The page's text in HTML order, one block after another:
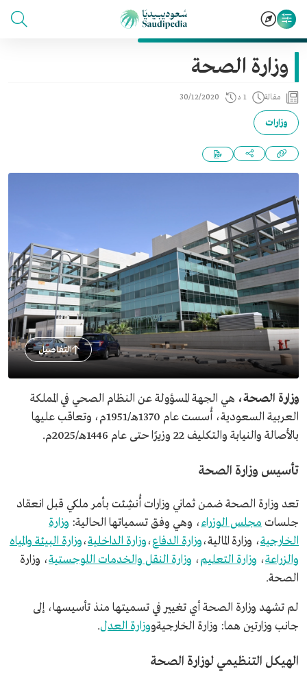
وزارة الصحة
مقالة 1 د 30/12/2020
وزارات
التفاصيل
وزارة الصحة، هي الجهة المسؤولة عن النظام الصحي في المملكة
العربية السعودية، أُسست عام 1370هـ/1951م، وتعاقب عليها
بالأصالة والنيابة والتكليف 22 وزيرًا حتى عام 1446هـ/2025م.
تأسيس وزارة الصحة
تعد وزارة الصحة ضمن ثماني وزارات أُنشِئت بأمر ملكي قبل انعقاد
جلسات مجلس الوزراء، وهي وفق تسمياتها الحالية: وزارة
الخارجية، وزارة المالية،وزارة الدفاع،وزارة الداخلية،وزارة البيئة والمياه
والزراعة، وزارة التعليم، وزارة النقل والخدمات اللوجستية، وزارة
الصحة.
لم تشهد وزارة الصحة أي تغيير في تسميتها منذ تأسيسها، إلى
جانب وزارتين هما: وزارة الخارجيةووزارة العدل.
الهيكل التنظيمي لوزارة الصحة